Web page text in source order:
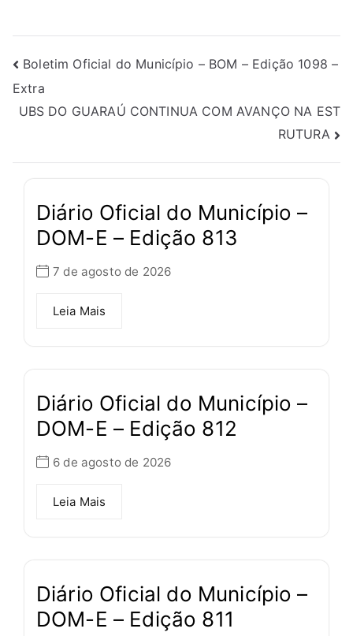
Boletim Oficial do Município – BOM – Edição 1098 –
Extra
UBS DO GUARAÚ CONTINUA COM AVANÇO NA EST
RUTURA
Diário Oficial do Município –
DOM-E – Edição 813
7 de agosto de 2026
Leia Mais
Diário Oficial do Município –
DOM-E – Edição 812
6 de agosto de 2026
Leia Mais
Diário Oficial do Município –
DOM-E – Edição 811